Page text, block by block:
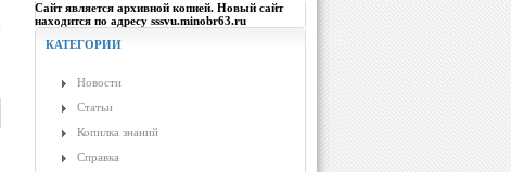
Сайт является архивной копией. Новый сайт
находится по адресу sssvu.minobr63.ru
КАТЕГОРИИ
Новости
Статьи
Копилка знаний
Справка